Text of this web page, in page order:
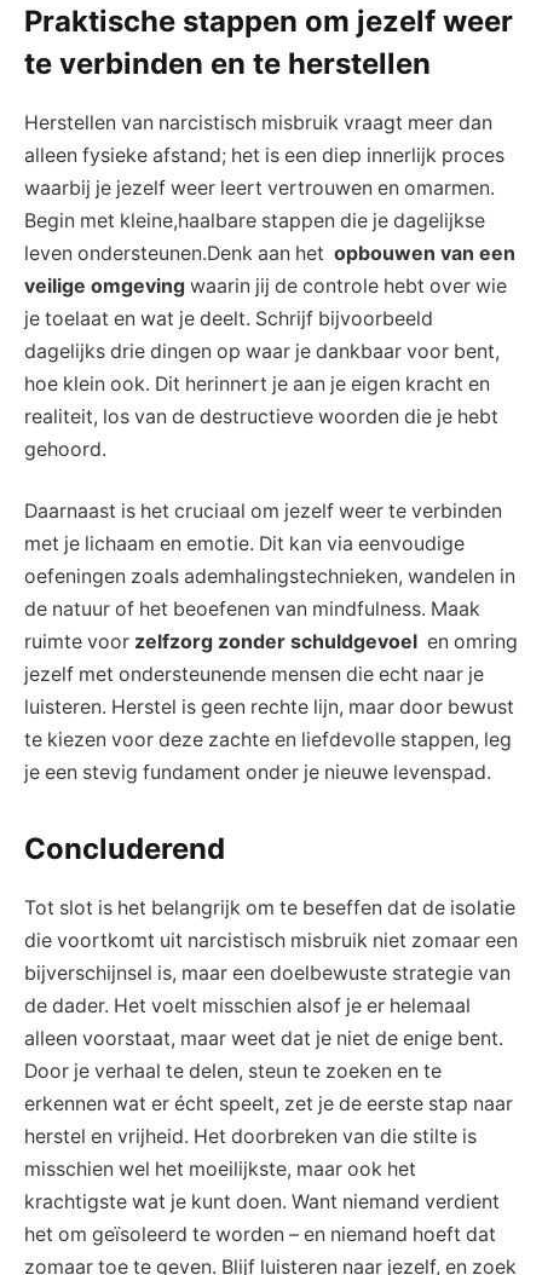
Praktische stappen om jezelf weer
te verbinden en te‍ herstellen
Herstellen ⁤van narcistisch misbruik vraagt meer dan
‍alleen⁣ fysieke afstand; het⁢ is ⁣een diep‌ innerlijk proces⁢
waarbij je jezelf weer leert vertrouwen ​en⁣ omarmen.⁢
Begin⁤ met kleine,haalbare stappen die je ⁣dagelijkse⁣
leven ondersteunen.Denk aan het ⁤ opbouwen van⁤ een
⁢veilige omgeving waarin jij⁤ de controle hebt over wie
je toelaat en wat je ⁣deelt. Schrijf ​bijvoorbeeld
dagelijks drie ​dingen op waar je dankbaar voor bent,
hoe klein ook. ⁢Dit ‌herinnert ‌je aan ⁢je eigen kracht ⁢en
realiteit, los van ⁢de⁤ destructieve woorden ⁢die ⁢je hebt
gehoord.
Daarnaast ⁣is ‌het ‌cruciaal om‌ jezelf⁤ weer te verbinden
⁤met je lichaam en emotie. Dit​ kan via eenvoudige
oefeningen zoals ⁣ademhalingstechnieken, wandelen‍ in
de natuur of het beoefenen van⁢ mindfulness. Maak
ruimte voor‍ zelfzorg zonder schuldgevoel ⁤ en omring⁤
jezelf met ondersteunende mensen ​die ‌echt naar je
luisteren. ⁣Herstel is geen rechte lijn, ‌maar​ door bewust
te kiezen ​voor deze zachte en liefdevolle ‌stappen,‍ leg
je een⁣ stevig fundament onder‌ je nieuwe levenspad.
Concluderend
Tot slot ‌is⁣ het belangrijk om ⁤te beseffen dat de isolatie⁤
die voortkomt⁤ uit narcistisch misbruik ⁤niet zomaar een
bijverschijnsel ⁤is, maar een doelbewuste strategie van
de dader. Het⁤ voelt misschien alsof ⁤je er helemaal
alleen⁢ voorstaat,​ maar weet dat‌ je niet de enige bent.⁤
Door​ je verhaal te delen, steun⁢ te zoeken en te
erkennen wat er écht speelt, ‍zet je de eerste stap naar
herstel en vrijheid. Het⁢ doorbreken van die stilte ⁣is
misschien wel‍ het moeilijkste, maar ​ook het​
krachtigste wat‍ je⁣ kunt doen. Want ⁤niemand verdient
⁤het om geïsoleerd te ‌worden – en ​niemand hoeft dat
zomaar toe te geven. Blijf⁤ luisteren naar jezelf, en zoek⁣